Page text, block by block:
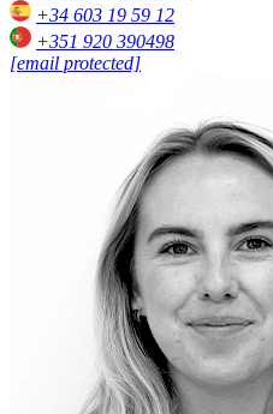
+34 603 19 59 12
+351 920 390498
[email protected]